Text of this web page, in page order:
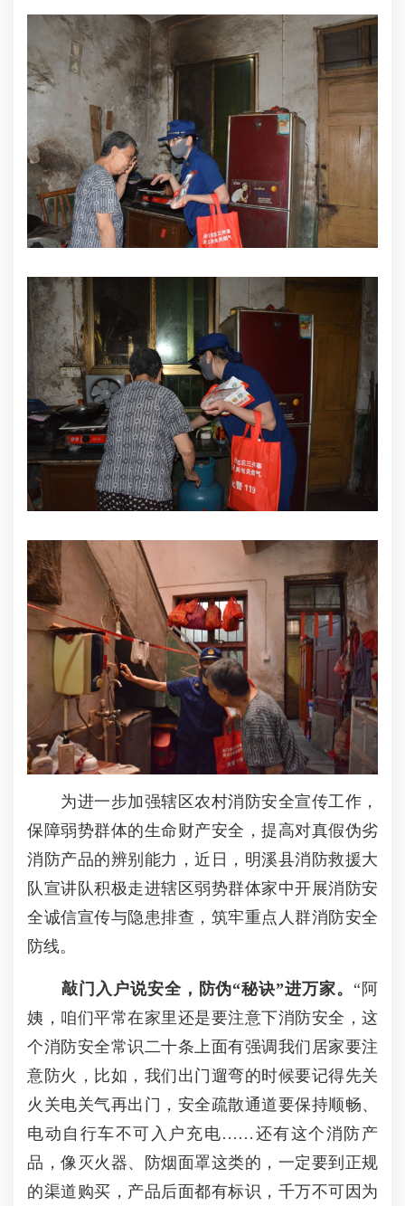
为进一步加强辖区农村消防安全宣传工作，
保障弱势群体的生命财产安全，提高对真假伪劣
消防产品的辨别能力，近日，明溪县消防救援大
队宣讲队积极走进辖区弱势群体家中开展消防安
全诚信宣传与隐患排查，筑牢重点人群消防安全
防线。
敲门入户说安全，防伪“秘诀”进万家。 “阿
姨，咱们平常在家里还是要注意下消防安全，这
个消防安全常识二十条上面有强调我们居家要注
意防火，比如，我们出门遛弯的时候要记得先关
火关电关气再出门，安全疏散通道要保持顺畅、
电动自行车不可入户充电……还有这个消防产
品，像灭火器、防烟面罩这类的，一定要到正规
的渠道购买，产品后面都有标识，千万不可因为